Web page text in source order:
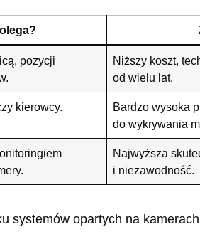
pozycji
Niższy koszt,
od wielu lat.
kierowcy.
Bardzo wysoka
do wykrywania
Najwyższa
i niezawodność.
systemów opartych na